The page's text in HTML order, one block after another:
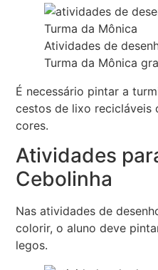
Atividades de
Turma da Mônica
É necessário pintar a
cestos de lixo recicláveis
cores.
Atividades
Cebolinha
Nas atividades de
colorir, o aluno deve
legos.